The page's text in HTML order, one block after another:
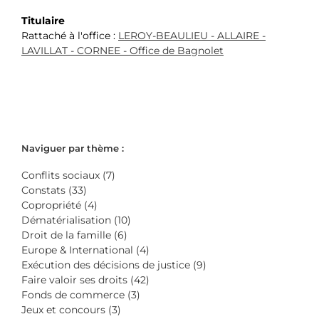
Titulaire
Rattaché à l'office : LEROY-BEAULIEU - ALLAIRE -
LAVILLAT - CORNEE - Office de Bagnolet
Naviguer par thème :
Conflits sociaux (7)
Constats (33)
Copropriété (4)
Dématérialisation (10)
Droit de la famille (6)
Europe & International (4)
Exécution des décisions de justice (9)
Faire valoir ses droits (42)
Fonds de commerce (3)
Jeux et concours (3)